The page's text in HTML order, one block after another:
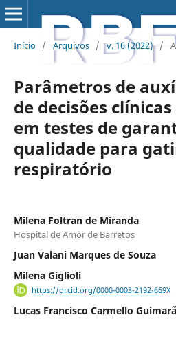
Início / Arquivos / v. 16 (2022) /
Parâmetros de
de decisões
em testes de
qualidade para
respiratório
Milena Foltran de Miranda
Hospital de Amor de Barretos
Juan Valani Marques de Souza
Milena Giglioli
https://orcid.org/0000-0003-2192-669X
Lucas Francisco Carmello